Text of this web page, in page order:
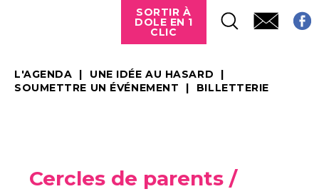
SORTIR À
DOLE EN 1
CLIC
L'AGENDA
UNE IDÉE AU HASARD
SOUMETTRE UN ÉVÉNEMENT
BILLETTERIE
Cercles de parents /